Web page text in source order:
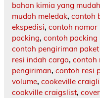
bahan kimia yang
mudah meledak, contoh
ekspedisi, contoh nomor
packing, contoh packing
contoh pengiriman
resi indah cargo, contoh
pengiriman, contoh resi
volume, cookeville
cookville craigslist,